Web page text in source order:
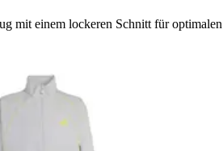
mit einem lockeren Schnitt für optimalen